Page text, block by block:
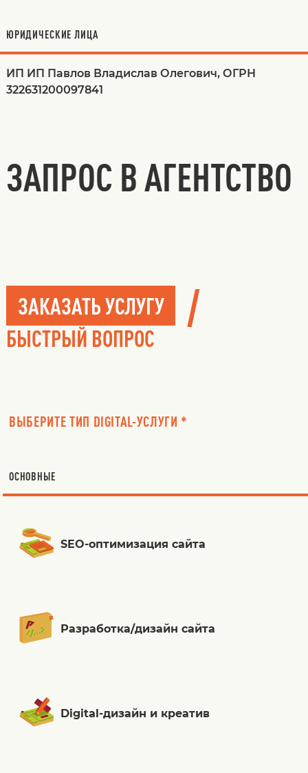
ЮРИДИЧЕСКИЕ ЛИЦА
ИП ИП Павлов Владислав Олегович, ОГРН
322631200097841
ЗАПРОС В АГЕНТСТВО
ЗАКАЗАТЬ УСЛУГУ /
БЫСТРЫЙ ВОПРОС
ВЫБЕРИТЕ ТИП DIGITAL-УСЛУГИ *
ОСНОВНЫЕ
SEO-оптимизация сайта
Разработка/дизайн сайта
Digital-дизайн и креатив